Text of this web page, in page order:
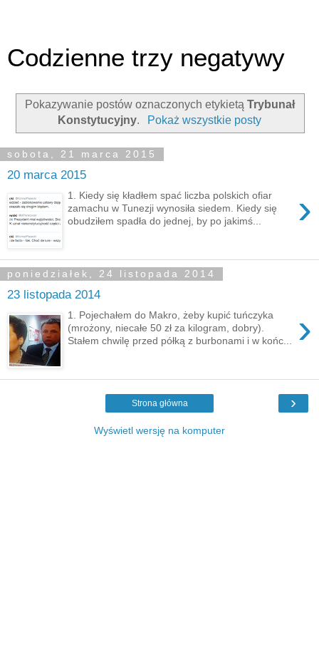
Codzienne trzy negatywy
Pokazywanie postów oznaczonych etykietą Trybunał
Konstytucyjny. Pokaż wszystkie posty
sobota, 21 marca 2015
20 marca 2015
›
1. Kiedy się kładłem spać liczba polskich ofiar
zamachu w Tunezji wynosiła siedem. Kiedy się
obudziłem spadła do jednej, by po jakimś...
poniedziałek, 24 listopada 2014
23 listopada 2014
›
1. Pojechałem do Makro, żeby kupić tuńczyka
(mrożony, niecałe 50 zł za kilogram, dobry).
Stałem chwilę przed półką z burbonami i w końc...
›
Strona główna
Wyświetl wersję na komputer